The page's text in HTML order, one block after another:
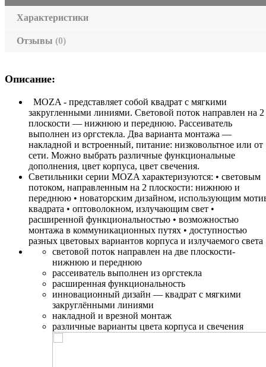
Характеристики
Отзывы (0)
Описание:
MOZA - представляет собой квадрат с мягкими
закругленными линиями. Световой поток направлен на 2
плоскости — нижнюю и переднюю. Рассеиватель
выполнен из оргстекла. Два варианта монтажа —
накладной и встроенный, питание: низковольтное или от
сети. Можно выбрать различные функциональные
дополнения, цвет корпуса, цвет свечения.
Светильники серии MOZA характеризуются: • световым
потоком, направленным на 2 плоскости: нижнюю и
переднюю • новаторским дизайном, использующим
квадрата • оптоволокном, излучающим свет •
расширенной функциональностью • возможностью
монтажа в коммуникационных путях • доступностью
разных цветовых вариантов корпуса и излучаемого света
световой поток направлен на две плоскости-
нижнюю и переднюю
рассеиватель выполнен из оргстекла
расширенная функциональность
инновационный дизайн — квадрат с мягкими
закруглёнными линиями
накладной и врезной монтаж
различные варианты цвета корпуса и свечения